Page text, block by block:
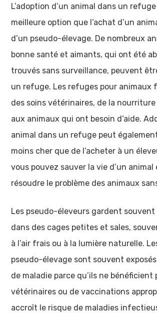
L’adoption d’un animal dans un
meilleure option que l’achat d’un
d’un pseudo-élevage. De nombreux
bonne santé et aimants, qui ont été
trouvés sans surveillance, peuvent
un refuge. Les refuges pour animaux
des soins vétérinaires, de la
aux animaux qui ont besoin d’aide.
animal dans un refuge peut
moins cher que de l’acheter à un
vous pouvez sauver la vie d’un
résoudre le problème des animaux
Les pseudo-éleveurs gardent souvent
dans des cages petites et sales,
à l’air frais ou à la lumière naturelle.
pseudo-élevage sont souvent
de maladie parce qu’ils ne bénéficient
vétérinaires ou de vaccinations
accroît le risque de maladies